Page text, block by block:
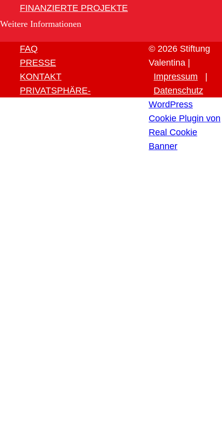
FINANZIERTE PROJEKTE
Weitere Informationen
FAQ
PRESSE
KONTAKT
PRIVATSPHÄRE-
© 2026 Stiftung
Valentina |
Impressum
Datenschutz
WordPress
Cookie Plugin von
Real Cookie
Banner